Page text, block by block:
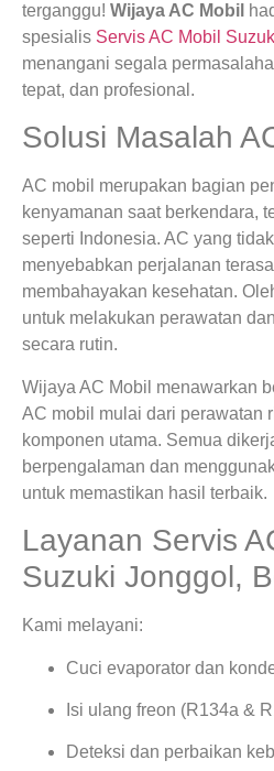
terganggu! Wijaya AC Mobil
spesialis Servis AC Mobil
menangani segala
tepat, dan profesional.
Solusi Masalah
AC mobil merupakan bagian
kenyamanan saat berkendara,
seperti Indonesia. AC yang
menyebabkan perjalanan
membahayakan kesehatan.
untuk melakukan perawatan
secara rutin.
Wijaya AC Mobil menawarkan
AC mobil mulai dari perawatan
komponen utama. Semua
berpengalaman dan
untuk memastikan hasil terbaik.
Layanan Servis
Suzuki Jonggol,
Kami melayani:
Cuci evaporator dan
Isi ulang freon (R134a &
Deteksi dan perbaikan